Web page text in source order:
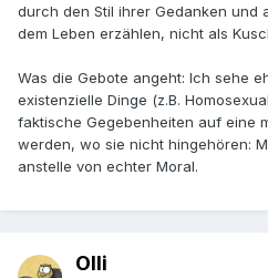
durch den Stil ihrer Gedanken und
dem Leben erzählen, nicht als
Was die Gebote angeht: Ich sehe
existenzielle Dinge (z.B.
faktische Gegebenheiten auf eine
werden, wo sie nicht hingehören:
anstelle von echter Moral.
Olli